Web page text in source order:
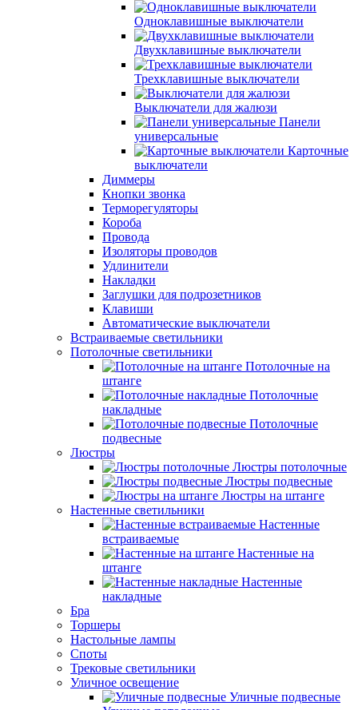
Одноклавишные выключатели
Двухклавишные выключатели
Трехклавишные выключатели
Выключатели для жалюзи
Панели
универсальные
Карточные
выключатели
Диммеры
Кнопки звонка
Терморегуляторы
Короба
Провода
Изоляторы проводов
Удлинители
Накладки
Заглушки для подрозетников
Клавиши
Автоматические выключатели
Встраиваемые светильники
Потолочные светильники
Потолочные на
штанге
Потолочные
накладные
Потолочные
подвесные
Люстры
Люстры потолочные
Люстры подвесные
Люстры на штанге
Настенные светильники
Настенные
встраиваемые
Настенные на
штанге
Настенные
накладные
Бра
Торшеры
Настольные лампы
Споты
Трековые светильники
Уличное освещение
Уличные подвесные